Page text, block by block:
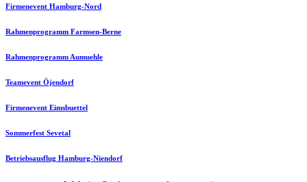
Firmenevent Hamburg-Nord
Rahmenprogramm Farmsen-Berne
Rahmenprogramm Aumuehle
Teamevent Öjendorf
Firmenevent Eimsbuettel
Sommerfest Sevetal
Betriebsausflug Hamburg-Niendorf